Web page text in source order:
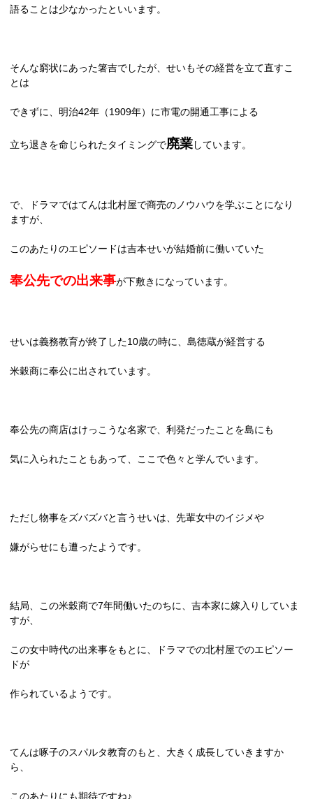
語ることは少なかったといいます。
そんな窮状にあった箸吉でしたが、せいもその経営を立て直すこ
とは
できずに、明治42年（1909年）に市電の開通工事による
立ち退きを命じられたタイミングで廃業しています。
で、ドラマではてんは北村屋で商売のノウハウを学ぶことになり
ますが、
このあたりのエピソードは吉本せいが結婚前に働いていた
奉公先での出来事が下敷きになっています。
せいは義務教育が終了した10歳の時に、島徳蔵が経営する
米穀商に奉公に出されています。
奉公先の商店はけっこうな名家で、利発だったことを島にも
気に入られたこともあって、ここで色々と学んでいます。
ただし物事をズバズバと言うせいは、先輩女中のイジメや
嫌がらせにも遭ったようです。
結局、この米穀商で7年間働いたのちに、吉本家に嫁入りしていま
すが、
この女中時代の出来事をもとに、ドラマでの北村屋でのエピソー
ドが
作られているようです。
てんは啄子のスパルタ教育のもと、大きく成長していきますか
ら、
このあたりにも期待ですね♪